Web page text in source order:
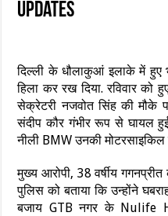
Updates
दिल्ली के धौलाकुआं इलाके में हुए
हिला कर रख दिया. रविवार को
सेक्रेटरी नजवोत सिंह की मौके
संदीप कौर गंभीर रूप से घायल
नीली BMW उनकी
मुख्य आरोपी, 38 वर्षीय गगनप्रीत
पुलिस को बताया कि उन्होंने
बजाय GTB नगर के Nulife